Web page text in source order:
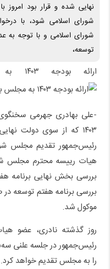
نهایی شده و قرار بود
شورای اسلامی شود، با
شورای اسلامی و با توجه به
توسعه،
ارائه بودجه ۱۴۰۳ به مجلس به تاخیر افتاد
-علی بهادری جهرمی
۱۴۰۳ که از سوی دولت
رئیس‌جمهور تقدیم مجلس
هیات رییسه محترم مجلس
بررسی بخش نهایی برنامه
بررسی برنامه هفتم توسعه
موکول شد.
روز گذشته نادری، عضو
را به مجلس تقدیم خواهد کرد.